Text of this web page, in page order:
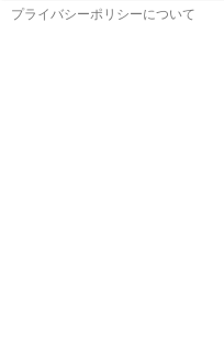
プライバシーポリシーについて